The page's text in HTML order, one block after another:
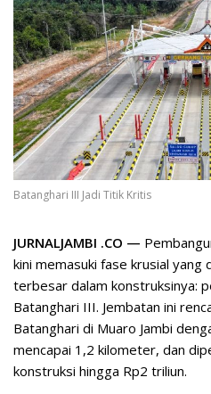
Batanghari III Jadi Titik Kritis
JURNALJAMBI .CO —
kini memasuki fase krusial yang
terbesar dalam konstruksinya:
Batanghari III. Jembatan ini
Batanghari di Muaro Jambi
mencapai 1,2 kilometer, dan
konstruksi hingga Rp2 triliun.